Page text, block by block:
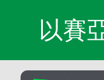
以賽